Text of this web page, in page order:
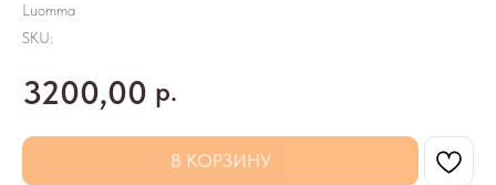
Luomma
SKU:
3200,00 р.
В КОРЗИНУ